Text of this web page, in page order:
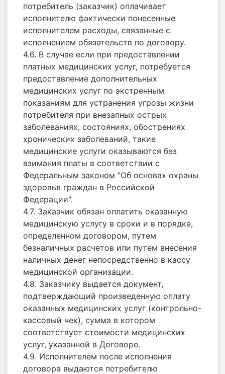
потребитель (заказчик) оплачивает
исполнителю фактически понесенные
исполнителем расходы, связанные с
исполнением обязательств по договору.
4.6. В случае если при предоставлении
платных медицинских услуг, потребуется
предоставление дополнительных
медицинских услуг по экстренным
показаниям для устранения угрозы жизни
потребителя при внезапных острых
заболеваниях, состояниях, обострениях
хронических заболеваний, такие
медицинские услуги оказываются без
взимания платы в соответствии с
Федеральным законом "Об основах охраны
здоровья граждан в Российской
Федерации".
4.7. Заказчик обязан оплатить оказанную
медицинскую услугу в сроки и в порядке,
определенном договором, путем
безналичных расчетов или путем внесения
наличных денег непосредственно в кассу
медицинской организации.
4.8. Заказчику выдается документ,
подтверждающий произведенную оплату
оказанных медицинских услуг (контрольно-
кассовый чек), сумма в котором
соответствует стоимости медицинских
услуг, указанной в Договоре.
4.9. Исполнителем после исполнения
договора выдаются потребителю